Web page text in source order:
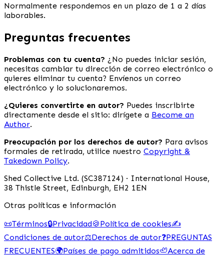
Normalmente respondemos en un plazo de 1 a 2 días
laborables.
Preguntas frecuentes
Problemas con tu cuenta? ¿No puedes iniciar sesión,
necesitas cambiar tu dirección de correo electrónico o
quieres eliminar tu cuenta? Envíenos un correo
electrónico y lo solucionaremos.
¿Quieres convertirte en autor? Puedes inscribirte
directamente desde el sitio: dirígete a Become an
Author.
Preocupación por los derechos de autor? Para avisos
formales de retirada, utilice nuestro Copyright &
Takedown Policy.
Shed Collective Ltd. (SC387124) · International House,
38 Thistle Street, Edinburgh, EH2 1EN
Otras políticas e información
📜Términos🔒Privacidad🍪Política de cookies✍️
Condiciones de autor⚖️Derechos de autor❓PREGUNTAS
FRECUENTES🌍Países de pago admitidos🦥Acerca de